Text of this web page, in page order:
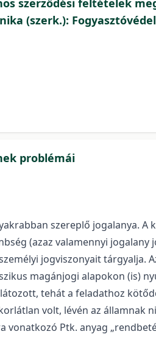
szerződési feltételek
(szerk.):
problémái
szereplő jogalanya.
(azaz valamennyi
jogviszonyait tárgyalja.
magánjogi alapokon (is)
tehát a feladathoz
volt, lévén az
Ptk. anyag